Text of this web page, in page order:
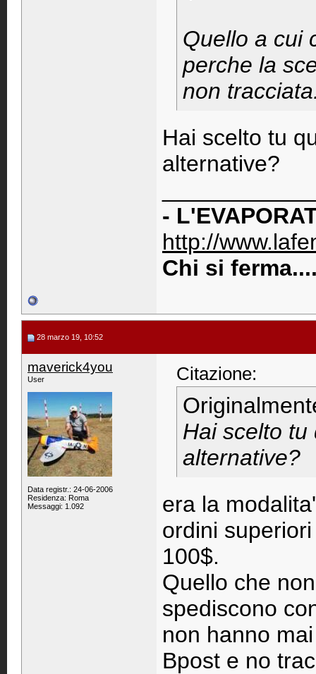
Quello a cui
perche la
non
Hai scelto tu
alternative?
-
http://
Chi si
28 marzo 19, 10:52
maverick4you
User
Data registr.: 24-06-2006
Residenza: Roma
Messaggi: 1.092
Citazione:
Hai scelto tu
alternative?
era la
ordini
100$.
Quello che
spediscono
non hanno
Bpost e no